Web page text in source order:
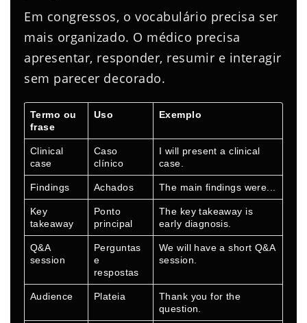
Em congressos, o vocabulário precisa ser
mais organizado. O médico precisa
apresentar, responder, resumir e interagir
sem parecer decorado.
Termo ou
frase
Uso Exemplo
Clinical
case
Caso
clínico
I will present a clinical
case.
Findings Achados The main findings were...
Key
takeaway
Ponto
principal
The key takeaway is
early diagnosis.
Q&A
session
Perguntas
e
respostas
We will have a short Q&A
session.
Audience Plateia
Thank you for the
question.